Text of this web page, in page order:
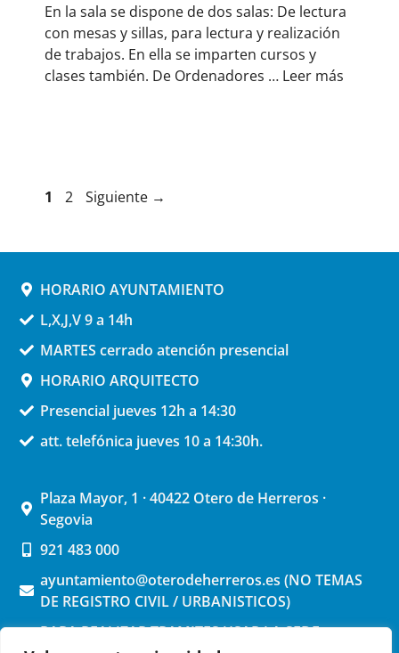
En la sala se dispone de dos salas: De lectura
con mesas y sillas, para lectura y realización
de trabajos. En ella se imparten cursos y
clases también. De Ordenadores … Leer más
1 2 Siguiente →
HORARIO AYUNTAMIENTO
L,X,J,V 9 a 14h
MARTES cerrado atención presencial
HORARIO ARQUITECTO
Presencial jueves 12h a 14:30
att. telefónica jueves 10 a 14:30h.
Plaza Mayor, 1 · 40422 Otero de Herreros ·
Segovia
921 483 000
ayuntamiento@oterodeherreros.es (NO TEMAS
DE REGISTRO CIVIL / URBANISTICOS)
PARA REALIZAR TRAMITES USAR LA SEDE